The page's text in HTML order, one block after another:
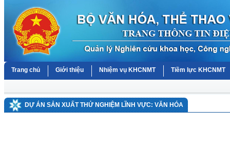
Trang chủ Giới thiệu Nhiệm vụ KHCNMT Tiềm lực KHCNMT
DỰ ÁN SẢN XUẤT THỬ NGHIỆM LĨNH VỰC: VĂN HÓA